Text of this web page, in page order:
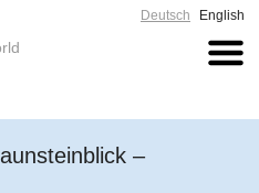
Deutsch English
–